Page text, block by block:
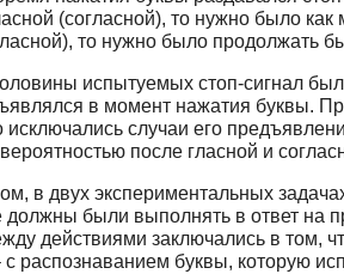
(согласной), то нужно было
то нужно было продолжать
испытуемых стоп-сигнал был
в момент нажатия буквы.
исключались случаи его
после гласной и
в двух экспериментальных
были выполнять в ответ на
действиями заключались в том,
с распознаванием буквы, которую